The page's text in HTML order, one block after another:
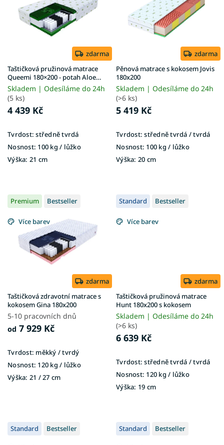
u
k
t
ů
zdarma
Taštičková pružinová matrace
Queemi 180×200 - potah Aloe
Vera
Skladem | Odesíláme do 24h
(5 ks)
4 439 Kč
Tvrdost: středně tvrdá
Nosnost: 100 kg​​​​​ / lůžko
Výška: 21 cm
zdarma
Pěnová matrace s kokosem Jovis
180x200
Skladem | Odesíláme do 24h
(>6 ks)
5 419 Kč
Tvrdost: středně tvrdá / tvrdá
Nosnost: 100 kg ​​​​​/ lůžko
Výška: 20 cm
Premium Bestseller
Více barev
zdarma
Taštičková zdravotní matrace s
kokosem Gina 180x200
5-10 pracovních dnů
od 7 929 Kč
Tvrdost: měkký / tvrdý
Nosnost: 120 kg ​​​​​/ lůžko
Výška: 21 / 27 cm
Standard Bestseller
Více barev
zdarma
Taštičková pružinová matrace
Hunt 180x200 s kokosem
Skladem | Odesíláme do 24h
(>6 ks)
6 639 Kč
Tvrdost: středně tvrdá / tvrdá
Nosnost: 120 kg ​​​​​/ lůžko
Výška: 19 cm
Standard Bestseller Standard Bestseller